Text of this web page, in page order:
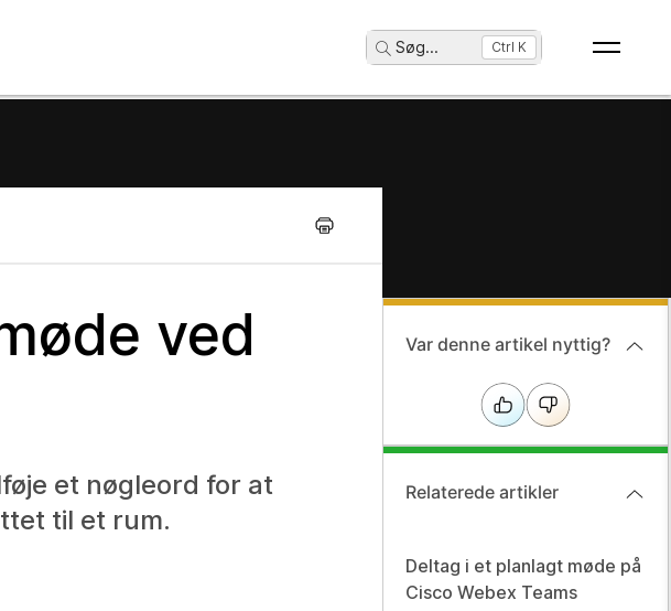
Søg... Ctrl K
ved
et nøgleord for at
til et rum.
Var denne artikel nyttig?
Relaterede artikler
Deltag i et planlagt møde på
Cisco Webex Teams